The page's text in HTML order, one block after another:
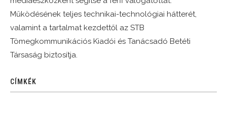
Működésének teljes technikai-technológiai hátterét,
valamint a tartalmat kezdettől az STB
Tömegkommunikációs Kiadói és Tanácsadó Betéti
Társaság biztosítja.
CÍMKÉK